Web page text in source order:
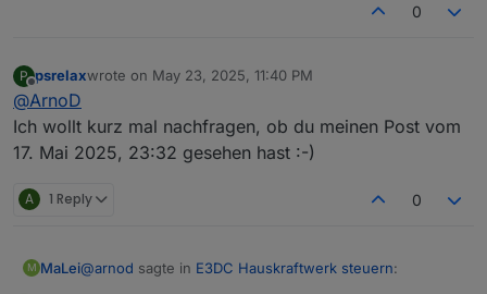
0
P
Offline
psrelaxwrote on May 23, 2025, 11:40 PM
last edited by
@ArnoD
Ich wollt kurz mal nachfragen, ob du meinen Post vom
17. Mai 2025, 23:32 gesehen hast :-)
A 1 Reply 0
M MaLei@arnod sagte in E3DC Hauskraftwerk steuern: